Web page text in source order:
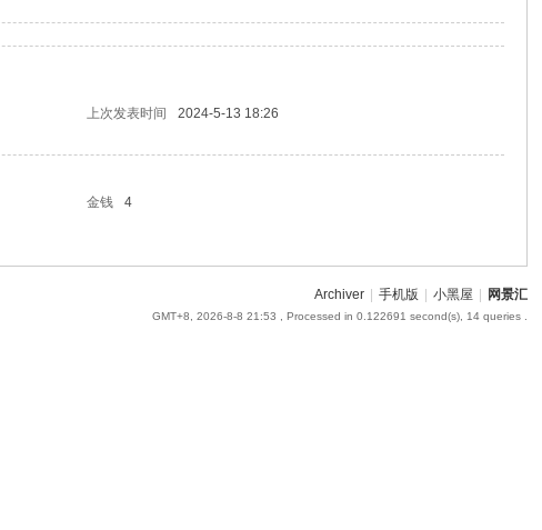
上次发表时间
2024-5-13 18:26
金钱
4
Archiver 手机版 小黑屋 网景汇
GMT+8, 2026-8-8 21:53 , Processed in 0.122691 second(s), 14 queries .